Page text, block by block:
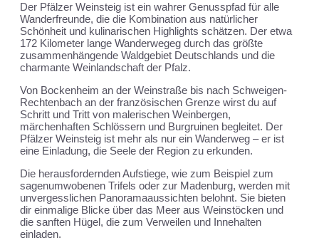
Der Pfälzer Weinsteig ist ein wahrer Genusspfad für alle
Wanderfreunde, die die Kombination aus natürlicher
Schönheit und kulinarischen Highlights schätzen. Der etwa
172 Kilometer lange Wanderwegeg durch das größte
zusammenhängende Waldgebiet Deutschlands und die
charmante Weinlandschaft der Pfalz.
Von Bockenheim an der Weinstraße bis nach Schweigen-
Rechtenbach an der französischen Grenze wirst du auf
Schritt und Tritt von malerischen Weinbergen,
märchenhaften Schlössern und Burgruinen begleitet. Der
Pfälzer Weinsteig ist mehr als nur ein Wanderweg – er ist
eine Einladung, die Seele der Region zu erkunden.
Die herausfordernden Aufstiege, wie zum Beispiel zum
sagenumwobenen Trifels oder zur Madenburg, werden mit
unvergesslichen Panoramaaussichten belohnt. Sie bieten
dir einmalige Blicke über das Meer aus Weinstöcken und
die sanften Hügel, die zum Verweilen und Innehalten
einladen.